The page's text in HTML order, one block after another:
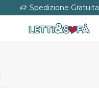
Spedizione Gratuita